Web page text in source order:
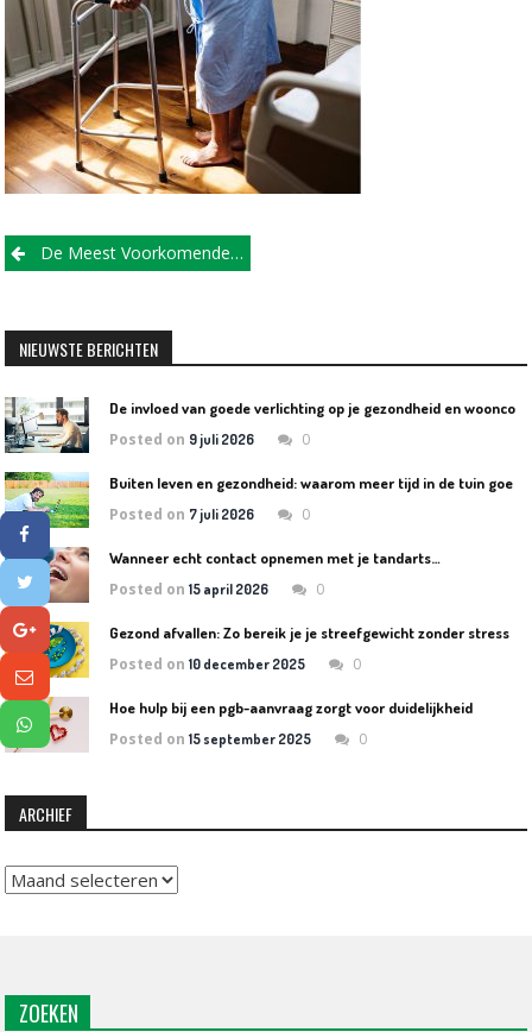
PostDe Meest Voorkomende Ouderdom Klachten
NIEUWSTE BERICHTEN
Posted on 9 juli 2026 0
Posted on 7 juli 2026 0
Wanneer echt contact opnemen met je tandarts…
Posted on15 april 2026 0
Gezond afvallen: Zo bereik je je streefgewicht zonder stress
Posted on10 december 2025 0
Hoe hulp bij een pgb-aanvraag zorgt voor duidelijkheid
Posted on15 september 2025 0
ARCHIEF
Archief
ZOEKEN